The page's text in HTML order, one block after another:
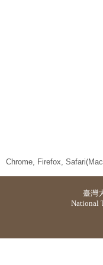
Chrome, Firefox,
臺灣
National